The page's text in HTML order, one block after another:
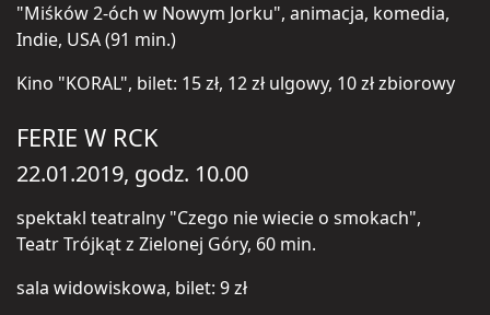
"Miśków 2-óch w Nowym Jorku", animacja, komedia,
Indie, USA (91 min.)
Kino "KORAL", bilet: 15 zł, 12 zł ulgowy, 10 zł zbiorowy
FERIE W RCK
22.01.2019, godz. 10.00
spektakl teatralny "Czego nie wiecie o smokach",
Teatr Trójkąt z Zielonej Góry, 60 min.
sala widowiskowa, bilet: 9 zł